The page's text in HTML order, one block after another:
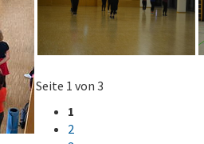
Seite 1 von 3
1
2